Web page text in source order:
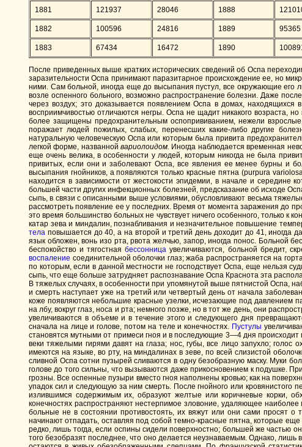
1881 121937 28046 1888
1882 100596 24816 1889 95365
1883 67434 16472 1890
После приведенных выше кратких исторических сведений об Оспа
заразительности Оспа принимают паразитарное происхождение ее, но
ними. Сам больной, иногда еще до высыпания пустул, все окружающие
возле оспенного больного, возможно распространение болезни. Даже
через воздух; это доказывается появлением Оспа в домах,
восприимчивостью отличаются негры. Оспа не щадит никакого возраста,
более защищены предохранительным оспопрививанием, нежели
поражает людей пожилых, слабых, перенесших какие-либо другие
натуральную человеческую Оспа или которым была привита
легкой форме, названнойвариолоидом. Иногда наблюдается временная
еще очень велика, в особенности у людей, которым никогда не была
привитых, если они и заболевают Оспа, все явления ее менее бурны и
высыпания гнойников, а появляются только красные пятна (purpura
находится в зависимости от жестокости эпидемии, в начале и середине
большей части других инфекционных болезней, предсказание об исходе
сыпь, в связи с описанными выше условиями, обусловливают весьма
рассмотреть появление ее у последних. Время от момента заражения до
это время большинство больных не чувствует ничего особенного, только к
катар зева и миндалин, познабливания и незначительное повышение
тела повышается до 40, а на второй и третий день доходит до 41, иногда
язык обложен, вонь изо рта, рвота желчью, запор, иногда понос. Больной
беспокойство и тягостнаябессонница увеличиваются, больной бредит,
воспаление соединительной оболочки глаз; жаба распространяется на
по которым, если в данной местности не господствует Оспа, еще нельзя
сыпь, что еще больше затрудняет распознавание Оспа Краснота эта
В тяжелых случаях, в особенности при упомянутой выше пятнистой Оспа,
и смерть наступает уже на третий или четвертый день от начала
коже появляются небольшие красные узелки, исчезающие под давлением
на лбу, вокруг глаз, носа и рта; немного позже, но в тот же день, они
увеличиваются в объеме и в течение этого и следующего дня
сначала на лице и голове, потом на теле и конечностях. Пустулы
становятся мутными от примеси гноя и в последующие 3—4 дня
веки тяжелыми гирями давят на глаза; нос, губы, все лицо запухло;
имеются на языке, во рту, на миндалинах в зеве, по всей слизистой
сливной Оспа сотни пузырей сливаются в одну безобразную маску. Муки
голове до того сильны, что вызываются даже прикосновением к подушке.
грозны. Все оспенные пузыри вместо гноя наполнены кровью; как на
упадок сил и следующую за ним смерть. После гнойного или кровянистого
излившимся содержимым их, образуют желтые или коричневые корки,
конечностях распространяют нестерпимое зловоние, удаляющее наиболее
больные не в состоянии противостоять, их вяжут или они сами просят о
начинают отпадать, оставляя под собой темно-красные пятна, которые
редко, лишь тогда, если оспины сидели поверхностно; большей же частью
того безобразят последнее, что оно делается неузнаваемым. Однако,